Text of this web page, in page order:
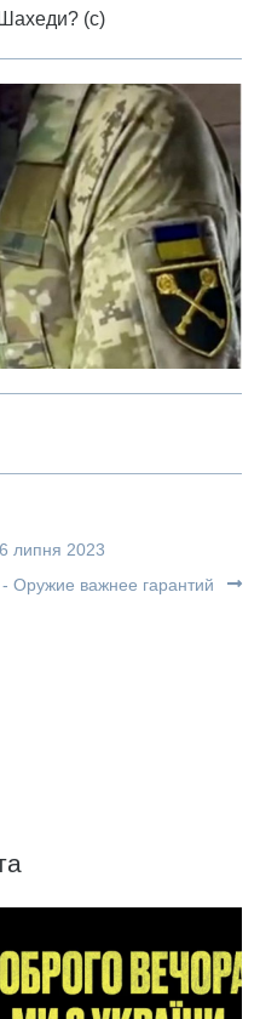
(с)
липня 2023
Оружие важнее гарантий